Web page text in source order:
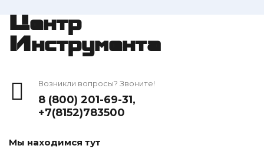
Центр
Инструмента
Возникли вопросы? Звоните!
8 (800) 201-69-31,
+7(8152)783500
Мы находимся тут